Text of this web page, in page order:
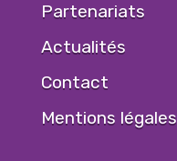
Partenariats
Actualités
Contact
Mentions légales